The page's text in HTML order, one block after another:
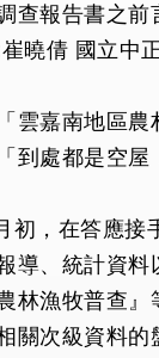
查報告書之前
曉倩 國立中
雲嘉南地區
到處都是空屋
初，在答應接
導、統計資
林漁牧普查
關次級資料